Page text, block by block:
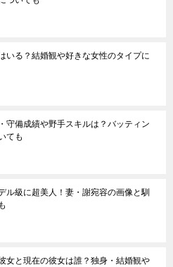
いる？結婚観や好きな女性のタイプに
守備成績や野手スキルは？バッティン
ても
ル級に超美人！妻・謝宛容の画像と馴
女と現在の彼女は誰？独身・結婚観や